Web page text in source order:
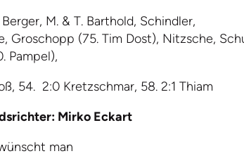
Berger, M. & T. Barthold, Schindler,
Groschopp (75. Tim Dost), Nitzsche,
Pampel),
54. 2:0 Kretzschmar, 58. 2:1 Thiam
Mirko Eckart
man